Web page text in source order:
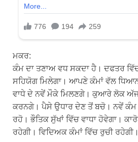
ਮਕਰ:
ਕੰਮ ਦਾ ਤਣਾਅ ਵਧ ਸਕਦਾ ਹੈ। ਦਫਤਰ
ਸਹਿਯੋਗ ਮਿਲੇਗਾ। ਆਪਣੇ ਕੰਮਾਂ ਵੱਲ ਧਿਆਨ
ਵਾਧੇ ਦੇ ਨਵੇਂ ਮੌਕੇ ਮਿਲਣਗੇ। ਕੁਆਰੇ ਲੋਕ ਅੱਜ
ਕਰਨਗੇ। ਪੈਸੇ ਉਧਾਰ ਦੇਣ ਤੋਂ ਬਚੋ। ਨਵੇਂ
ਰਹੋ। ਭੌਤਿਕ ਸੁੱਖਾਂ ਵਿੱਚ ਵਾਧਾ ਹੋਵੇਗਾ।
ਰਹੇਗੀ। ਵਿਦਿਅਕ ਕੰਮਾਂ ਵਿੱਚ ਰੁਚੀ ਰਹੇਗੀ।